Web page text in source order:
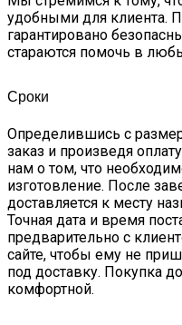
удобными для клиента.
гарантировано
стараются помочь в
Сроки
Определившись с
заказ и произведя
нам о том, что
изготовление. После
доставляется к месту
Точная дата и время
предварительно с
сайте, чтобы ему не
под доставку. Покупка
комфортной.